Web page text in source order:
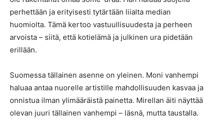
perhettään ja erityisesti tytärtään liialta median
huomiolta. Tämä kertoo vastuullisuudesta ja perheen
arvoista – siitä, että kotielämä ja julkinen ura pidetään
erillään.
Suomessa tällainen asenne on yleinen. Moni vanhempi
haluaa antaa nuorelle artistille mahdollisuuden kasvaa ja
onnistua ilman ylimääräistä painetta. Mirellan äiti näyttää
olevan juuri tällainen vanhempi – läsnä, mutta taustalla.